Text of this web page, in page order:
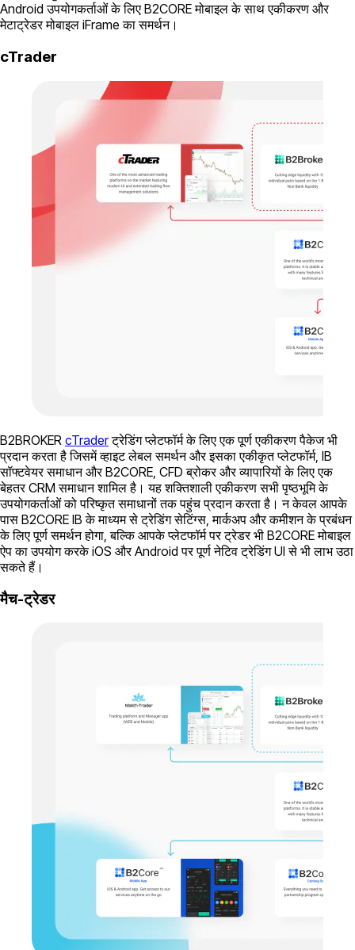
Android उपयोगकर्ताओं के लिए B2CORE मोबाइल के साथ एकीकरण और
मेटाट्रेडर मोबाइल iFrame का समर्थन।
cTrader
B2BROKER cTraderट्रेडिंग प्लेटफॉर्म के लिए एक पूर्ण एकीकरण पैकेज भी
प्रदान करता है जिसमें व्हाइट लेबल समर्थन और इसका एकीकृत प्लेटफॉर्म, IB
सॉफ्टवेयर समाधान और B2CORE, CFD ब्रोकर और व्यापारियों के लिए एक
बेहतर CRM समाधान शामिल है। यह शक्तिशाली एकीकरण सभी पृष्ठभूमि के
उपयोगकर्ताओं को परिष्कृत समाधानों तक पहुंच प्रदान करता है। न केवल आपके
पास B2CORE IB के माध्यम से ट्रेडिंग सेटिंग्स, मार्कअप और कमीशन के प्रबंधन
के लिए पूर्ण समर्थन होगा, बल्कि आपके प्लेटफॉर्म पर ट्रेडर भी B2CORE मोबाइल
ऐप का उपयोग करके iOS और Android पर पूर्ण नेटिव ट्रेडिंग UI से भी लाभ उठा
सकते हैं।
मैच-ट्रेडर